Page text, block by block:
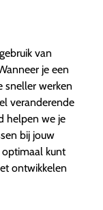
van
je een
sneller werken
veranderende
helpen we je
bij jouw
kunt
ontwikkelen